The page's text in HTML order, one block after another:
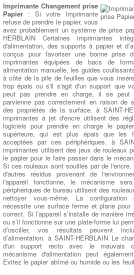
Imprimante Changement prise
Papier : Si votre Imprimante
refuse de prendre le papier, vous
avez probablement un système de prise
HERBLAIN Certaines imprimantes
d'alimentation, des supports à papier et
conçus pour favoriser une bonne prise
imprimantes équipées de bacs de
alimentation manuelle, les guides
à côté de la pile de feuilles que vous
trop épais ou s'il s'agit d'un support que
peut pas prendre en charge, il se
parvienne pas correctement en raison de
des propriétés de la surface. à SAINT-
imprimantes à jet d'encre utilisent des
logiciels pour prendre en charge le
supérieure, qui est plus épais que les
acceptées par ces périphériques. à
imprimantes utilisent des jeux de rouleaux
le papier pour le faire passer dans le
Si ces rouleaux sont souillés par de
d'autres résidus provenant de
l'appareil fonctionne, le mécanisme
périphériques de bureau utilisent des
nettoyer vous-même. La configuration
nécessite une surface ferme et plane pour
correct. Si l’appareil s’installe de manière
ou s’il fonctionne sur une plate-forme lui
d’osciller, vos résultats peuvent
d’alimentation. à SAINT-HERBLAIN Le
d'un support recto avec le mauvais
mécanisme d'alimentation peut
Evitez le papier abîmé ou humide ou les